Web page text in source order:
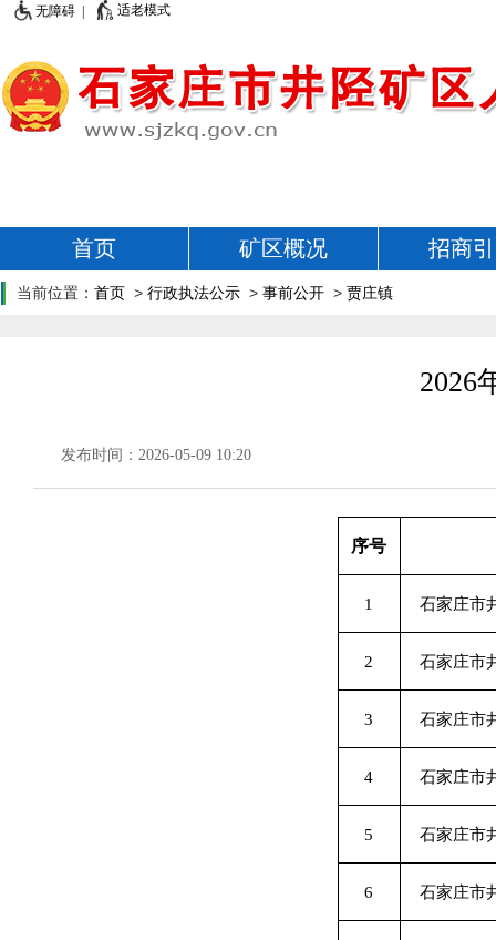
无障碍 | 适老模式
首页 矿区概况 招商
当前位置： 首页 > 行政执法公示 > 事前公开 > 贾庄镇
2026
发布时间：2026-05-09 10:20
序号
1 石家庄市
2 石家庄市
3 石家庄市
4 石家庄市
5 石家庄市
6 石家庄市